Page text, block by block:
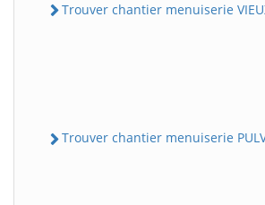
Trouver chantier menuiserie
Trouver chantier menuiserie